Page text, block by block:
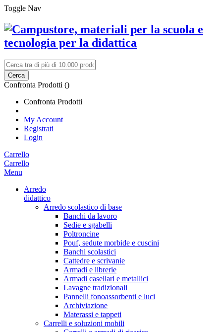
Toggle Nav
Cerca
Confronta Prodotti ()
Confronta Prodotti
My Account
Registrati
Login
Carrello
Carrello
Menu
Arredo
didattico
Arredo scolastico di base
Banchi da lavoro
Sedie e sgabelli
Poltroncine
Pouf, sedute morbide e cuscini
Banchi scolastici
Cattedre e scrivanie
Armadi e librerie
Armadi casellari e metallici
Lavagne tradizionali
Pannelli fonoassorbenti e luci
Archiviazione
Materassi e tappeti
Carrelli e soluzioni mobili